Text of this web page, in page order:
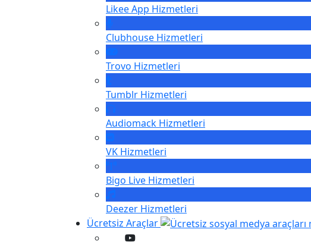
Likee App Hizmetleri
Clubhouse Hizmetleri
Trovo Hizmetleri
Tumblr Hizmetleri
Audiomack Hizmetleri
VK Hizmetleri
Bigo Live Hizmetleri
Deezer Hizmetleri
Ücretsiz Araçlar